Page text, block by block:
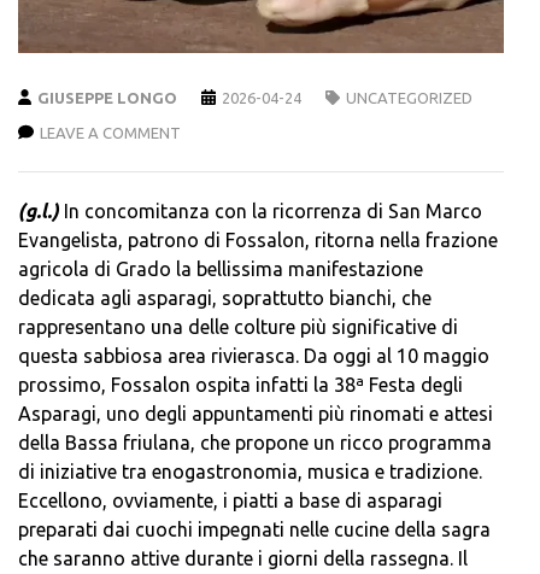
GIUSEPPE LONGO 2026-04-24 UNCATEGORIZED
LEAVE A COMMENT
(g.l.) In concomitanza con la ricorrenza di San Marco
Evangelista, patrono di Fossalon, ritorna nella frazione
agricola di Grado la bellissima manifestazione
dedicata agli asparagi, soprattutto bianchi, che
rappresentano una delle colture più significative di
questa sabbiosa area rivierasca. Da oggi al 10 maggio
prossimo, Fossalon ospita infatti la 38ª Festa degli
Asparagi, uno degli appuntamenti più rinomati e attesi
della Bassa friulana, che propone un ricco programma
di iniziative tra enogastronomia, musica e tradizione.
Eccellono, ovviamente, i piatti a base di asparagi
preparati dai cuochi impegnati nelle cucine della sagra
che saranno attive durante i giorni della rassegna. Il